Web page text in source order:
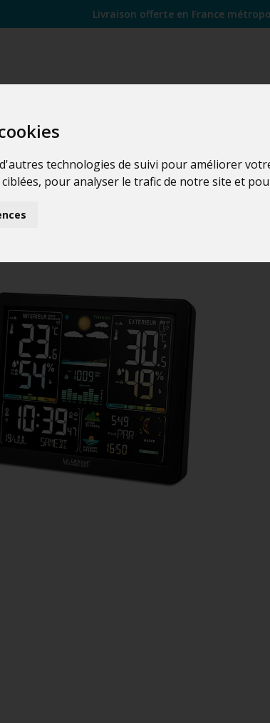
technologies de suivi pour améliorer
pour analyser le trafic de notre site et
Livraison offerte en France